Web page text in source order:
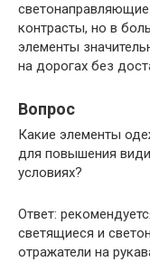
контрасты, но в
элементы
на дорогах без
Вопрос
Какие элементы
для повышения
условиях?
Ответ:
светящиеся и
отражатели на